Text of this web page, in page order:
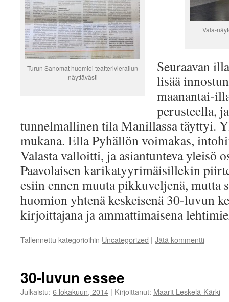
Vala-
Turun Sanomat huomioi teatterivierailun
näyttävästi
Seuraavan
lisää
maanantai-
perusteella,
tunnelmallinen tila Manillassa täyttyi.
mukana. Ella Pyhällön voimakas,
Valasta valloitti, ja asiantunteva yleisö
Paavolaisen karikatyyrimäisillekin
esiin ennen muuta pikkuveljenä, mutta
huomion yhtenä keskeisenä 30-luvun
kirjoittajana ja ammattimaisena
Tallennettu kategorioihin Uncategorized | Jätä kommentti
30-luvun essee
Julkaistu: 6 lokakuun, 2014 | Kirjoittanut: Maarit Leskelä-Kärki